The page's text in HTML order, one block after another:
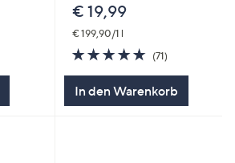
€ 19,99
€ 199,90/1 l
4.7
von
(71)71
In den Warenkorb